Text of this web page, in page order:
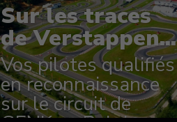
Sur les traces
de Verstappen...
Vos pilotes qualifiés
en reconnaissance
sur le circuit de